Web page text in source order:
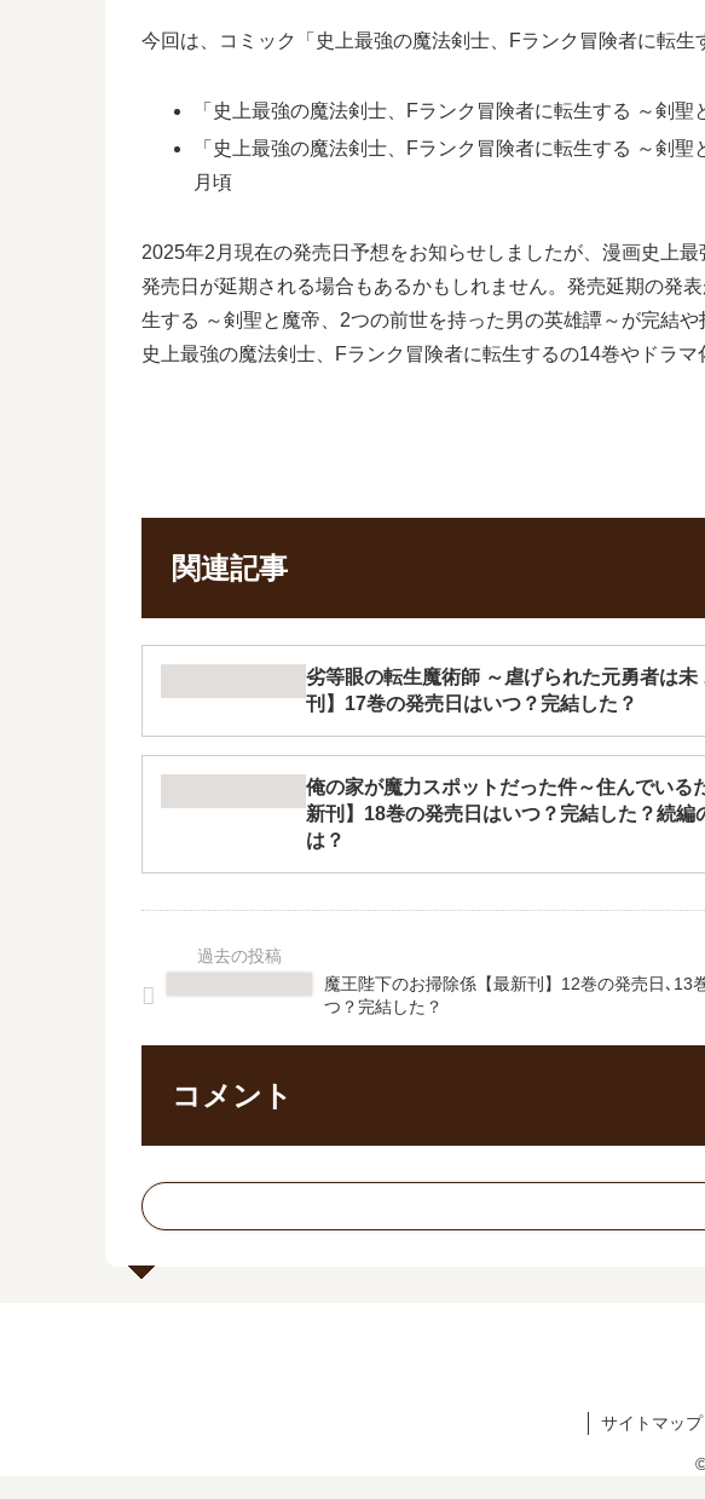
今回は、コミック「史上最強の魔法剣士、Fランク冒険者に転
「史上最強の魔法剣士、Fランク冒険者に転生する ～剣
「史上最強の魔法剣士、Fランク冒険者に転生する ～剣
月頃
2025年2月現在の発売日予想をお知らせしましたが、漫画史上
発売日が延期される場合もあるかもしれません。発売延期の発
生する ～剣聖と魔帝、2つの前世を持った男の英雄譚～が完結
史上最強の魔法剣士、Fランク冒険者に転生するの14巻やドラ
関連記事
劣等眼の転生魔術師 ～虐げられた元勇者は
刊】17巻の発売日はいつ？完結した？
俺の家が魔力スポットだった件～住んでいる
新刊】18巻の発売日はいつ？完結した？続編
は？
魔王陛下のお掃除係【最新刊】12巻の発売日､13
つ？完結した？
コメント
サイトマップ